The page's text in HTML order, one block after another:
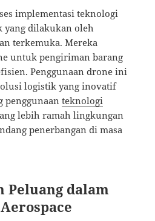
implementasi teknologi
yang dilakukan oleh
terkemuka. Mereka
untuk pengiriman barang
Penggunaan drone ini
logistik yang inovatif
penggunaanteknologi
lebih ramah lingkungan
penerbangan di masa
Peluang dalam